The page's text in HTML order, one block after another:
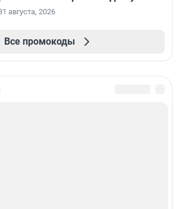
августа, 2026
Все промокоды